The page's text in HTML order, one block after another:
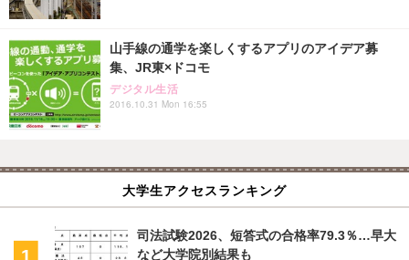
山手線の通学を楽しくするアプリのアイデア募
集、JR東×ドコモ
デジタル生活
2016.10.31 Mon 16:55
大学生アクセスランキング
司法試験2026、短答式の合格率79.3％…早大
など大学院別結果も